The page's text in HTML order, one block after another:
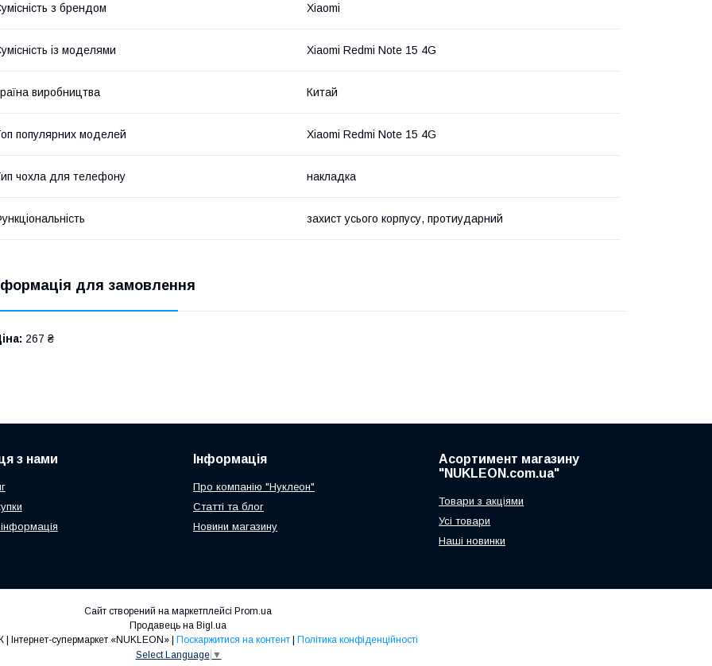
з брендом Xiaomi
із моделями Xiaomi Redmi Note 15 4G
виробництва Китай
популярних моделей Xiaomi Redmi Note 15 4G
чохла для телефону накладка
захист усього корпусу, протиударний
для замовлення
267 ₴
з нами Інформація
Про компанію "Нуклеон"
Статті та блог
Новини магазину
Асортимент магазину
"NUKLEON.com.ua"
Товари з акціями
Усі товари
Наші новинки
Сайт створений на маркетплейсі Prom.ua
Продавець на Bigl.ua
ТОП ПРОДАЖ | Інтернет-супермаркет «NUKLEON» | Поскаржитися на контент | Політика конфіденційності
Select Language ▼